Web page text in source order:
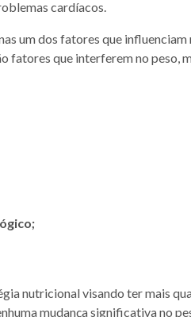
cardíacos.
um dos fatores que influenciam
fatores que interferem no peso,
nutricional visando ter mais
mudança significativa no